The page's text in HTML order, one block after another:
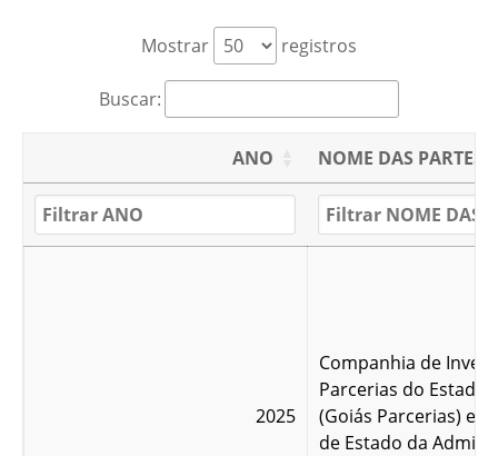
Mostrar registros
Buscar:
ANO NOME DAS PARTES
2025
Companhia de
Parcerias do Estado
(Goiás Parcerias) e
de Estado da